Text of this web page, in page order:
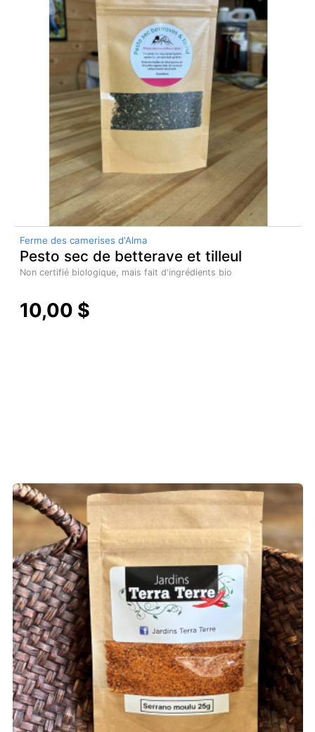
Ferme des camerises d'Alma
Pesto sec de betterave et tilleul
Non certifié biologique, mais fait d'ingrédients bio
10,00 $